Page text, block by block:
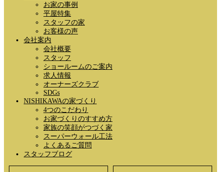
お家の事例
平屋特集
スタッフの家
お客様の声
会社案内
会社概要
スタッフ
ショールームのご案内
求人情報
オーナーズクラブ
SDGs
NISHIKAWAの家づくり
4つのこだわり
お家づくりのすすめ方
家族の笑顔がつづく家
スーパーウォール工法
よくあるご質問
スタッフブログ